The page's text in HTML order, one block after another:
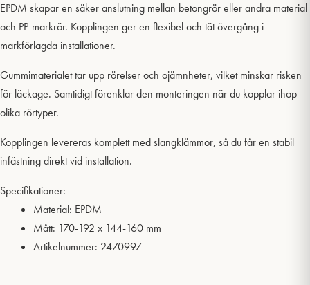
EPDM skapar en säker anslutning mellan betongrör eller andra material
och PP-markrör. Kopplingen ger en flexibel och tät övergång i
markförlagda installationer.
Gummimaterialet tar upp rörelser och ojämnheter, vilket minskar risken
för läckage. Samtidigt förenklar den monteringen när du kopplar ihop
olika rörtyper.
Kopplingen levereras komplett med slangklämmor, så du får en stabil
infästning direkt vid installation.
Specifikationer:
Material: EPDM
Mått: 170-192 x 144-160 mm
Artikelnummer: 2470997